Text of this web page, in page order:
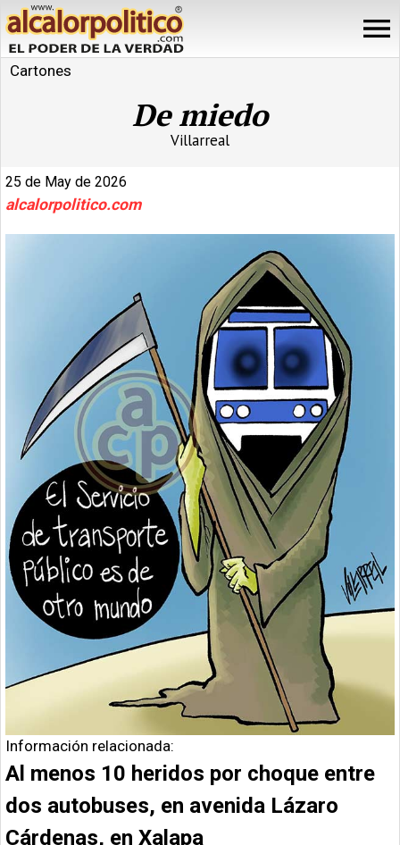
Cartones
De miedo
Villarreal
25 de May de 2026
alcalorpolitico.com
Información relacionada:
Al menos 10 heridos por choque entre
dos autobuses, en avenida Lázaro
Cárdenas, en Xalapa